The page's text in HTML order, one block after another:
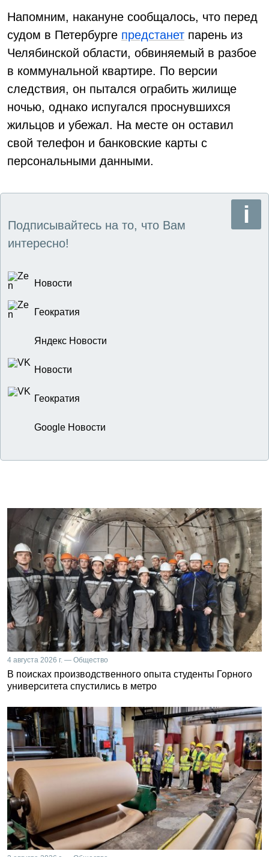
Напомним, накануне сообщалось, что перед
судом в Петербурге предстанет парень из
Челябинской области, обвиняемый в разбое
в коммунальной квартире. По версии
следствия, он пытался ограбить жилище
ночью, однако испугался проснувшихся
жильцов и убежал. На месте он оставил
свой телефон и банковские карты с
персональными данными.
Подписывайтесь на то, что Вам
интересно!
Новости
Геократия
Яндекс Новости
Новости
Геократия
Google Новости
4 августа 2026 г. — Общество
В поисках производственного опыта студенты Горного
университета спустились в метро